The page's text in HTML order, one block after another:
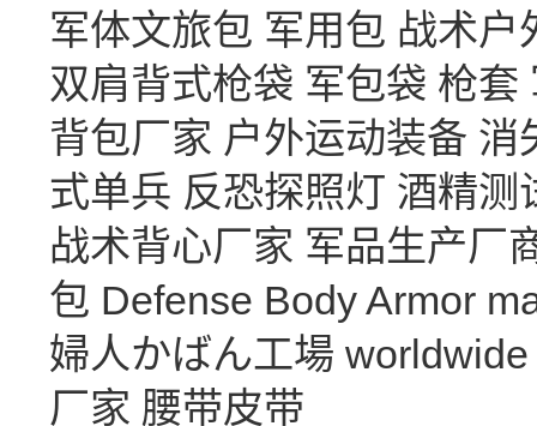
军体文旅包 军用包 战术户
双肩背式枪袋 军包袋 枪套
背包厂家 户外运动装备 消
式单兵 反恐探照灯 酒精测
战术背心厂家 军品生产厂
包 Defense Body Armor
婦人かばん工場 worldwide
厂家 腰带皮带